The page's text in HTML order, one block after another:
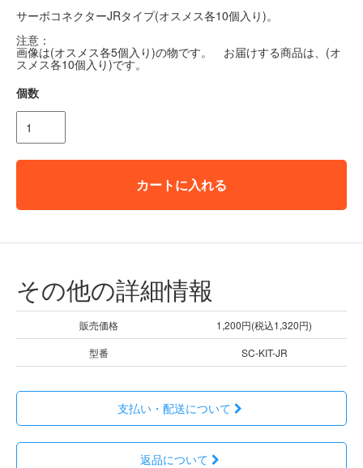
サーボコネクターJRタイプ(オスメス各10個入り)。
注意：
画像は(オスメス各5個入り)の物です。 お届けする商品は、(オ
スメス各10個入り)です。
個数
カートに入れる
その他の詳細情報
販売価格
1,200円(税込1,320円)
型番
SC-KIT-JR
支払い・配送について
返品について